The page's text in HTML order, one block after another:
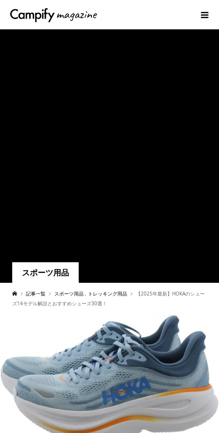
スポーツ用品
記事一覧 スポーツ用品 , トレッキング用品
【2025年最新】HOKAのシュー
ズ14モデル解説とおすすめシューズ30選！